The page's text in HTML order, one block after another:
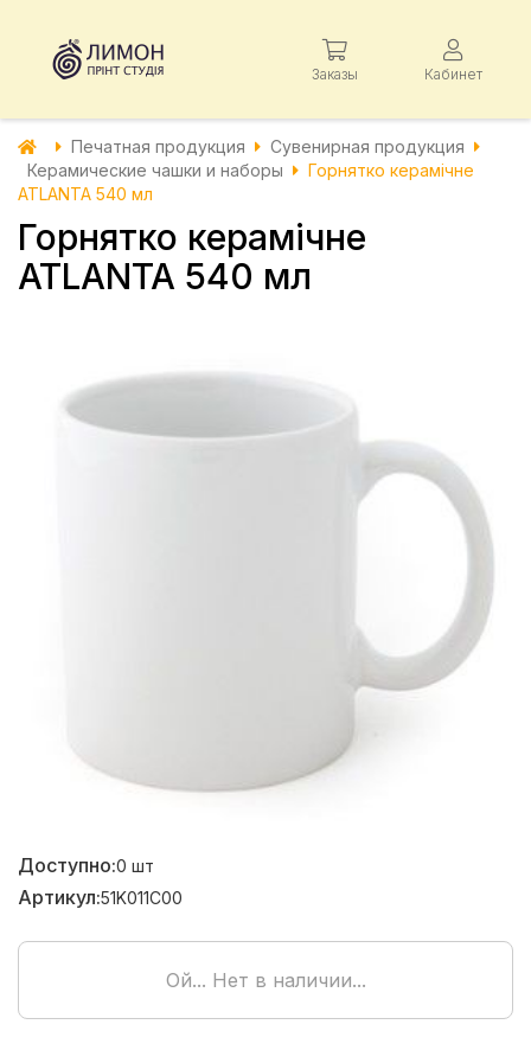
Заказы Кабинет
Печатная продукция
Сувенирная продукция
Керамические чашки и наборы
Горнятко керамічне
ATLANTA 540 мл
Горнятко керамічне
ATLANTA 540 мл
Доступно:0 шт
Артикул:51K011C00
Ой... Нет в наличии...